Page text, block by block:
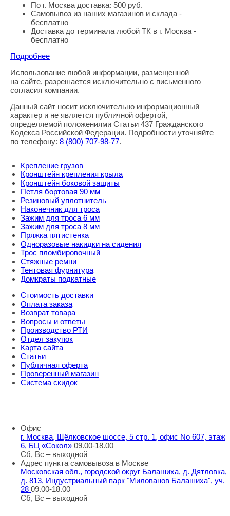
По г. Москва доставка: 500 руб.
Самовывоз из наших магазинов и склада -
бесплатно
Доставка до терминала любой ТК в г. Москва -
бесплатно
Подробнее
Правовая информация
Использование любой информации, размещенной
на сайте, разрешается исключительно с письменного
согласия компании.
Данный сайт носит исключительно информационный
характер и не является публичной офертой,
определяемой положениями Статьи 437 Гражданского
Кодекса Российской Федерации. Подробности уточняйте
по телефону: 8 (800) 707-98-77.
Крепление грузов
Кронштейн крепления крыла
Кронштейн боковой защиты
Петля бортовая 90 мм
Резиновый уплотнитель
Наконечник для троса
Зажим для троса 6 мм
Зажим для троса 8 мм
Пряжка пятистенка
Одноразовые накидки на сидения
Трос пломбировочный
Стяжные ремни
Тентовая фурнитура
Домкраты подкатные
Стоимость доставки
Оплата заказа
Возврат товара
Вопросы и ответы
Производство РТИ
Отдел закупок
Карта сайта
Статьи
Публичная оферта
Проверенный магазин
Система скидок
Офис
г. Москва, Щёлковское шоссе, 5 стр. 1, офис No 607, этаж
6, БЦ «Сокол» 09.00-18.00
Сб, Вс – выходной
Адрес пункта самовывоза в Москве
Московская обл., городской округ Балашиха, д. Дятловка,
д. 813, Индустриальный парк "Милованов Балашиха", уч.
28 09.00-18.00
Сб, Вс – выходной